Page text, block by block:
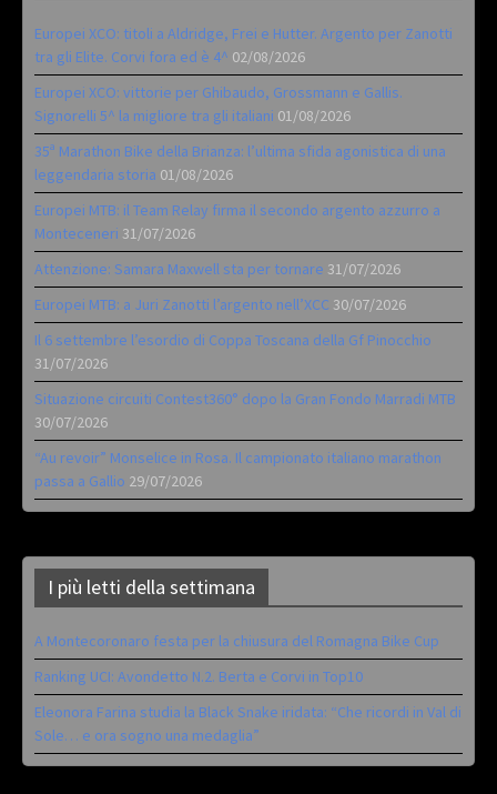
Europei XCO: titoli a Aldridge, Frei e Hutter. Argento per Zanotti
tra gli Elite. Corvi fora ed è 4^ 02/08/2026
Europei XCO: vittorie per Ghibaudo, Grossmann e Gallis.
Signorelli 5^ la migliore tra gli italiani 01/08/2026
35ª Marathon Bike della Brianza: l’ultima sfida agonistica di una
leggendaria storia 01/08/2026
Europei MTB: il Team Relay firma il secondo argento azzurro a
Monteceneri 31/07/2026
Attenzione: Samara Maxwell sta per tornare 31/07/2026
Europei MTB: a Juri Zanotti l’argento nell’XCC 30/07/2026
Il 6 settembre l’esordio di Coppa Toscana della Gf Pinocchio
31/07/2026
Situazione circuiti Contest360° dopo la Gran Fondo Marradi MTB
30/07/2026
“Au revoir” Monselice in Rosa. Il campionato italiano marathon
passa a Gallio 29/07/2026
I più letti della settimana
A Montecoronaro festa per la chiusura del Romagna Bike Cup
Ranking UCI: Avondetto N.2. Berta e Corvi in Top10
Eleonora Farina studia la Black Snake iridata: “Che ricordi in Val di
Sole… e ora sogno una medaglia”